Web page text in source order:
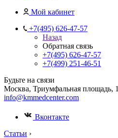
Мой кабинет
+7(495) 626-47-57
Назад
Обратная связь
+7(495) 626-47-57
+7(499) 251-46-51
Будьте на связи
Москва, Триумфальная площадь, 1
info@kmmedcenter.com
Вконтакте
Статьи ›